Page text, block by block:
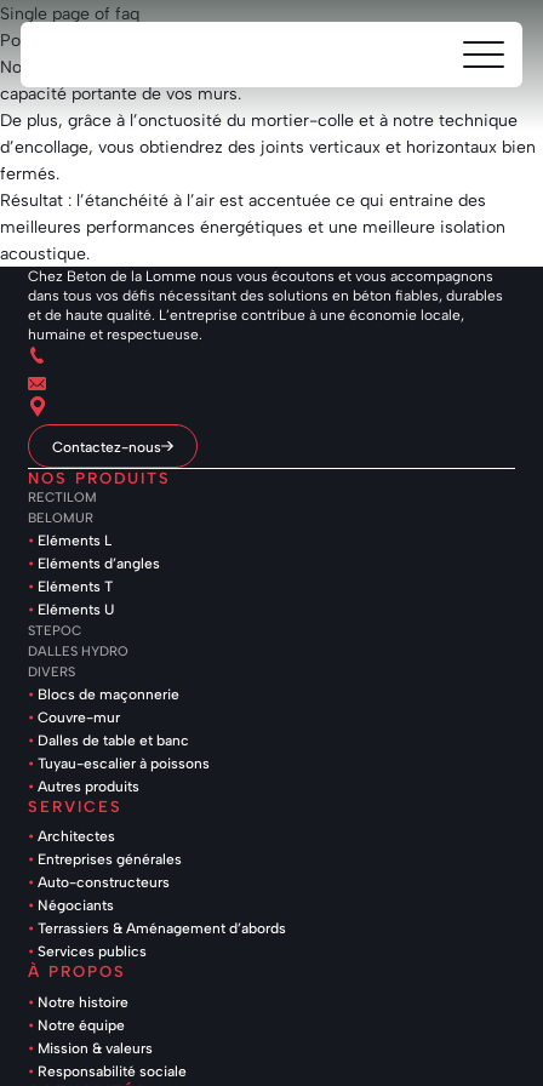
de
la
Lomme
Ouvrir/
Single page of faq
Pourquoi coller les Rectilom® avec du mortier-colle?
Notre mortier-colle a été conçu spécifiquement afin de garantir la
capacité portante de vos murs.
De plus, grâce à l’onctuosité du mortier-colle et à notre technique
d’encollage, vous obtiendrez des joints verticaux et horizontaux bien
fermés.
Résultat : l’étanchéité à l’air est accentuée ce qui entraine des
meilleures performances énergétiques et une meilleure isolation
acoustique.
Chez Beton de la Lomme nous vous écoutons et vous accompagnons
dans tous vos défis nécessitant des solutions en béton fiables, durables
et de haute qualité. L’entreprise contribue à une économie locale,
humaine et respectueuse.
Contactez-nous
NOS PRODUITS
RECTILOM
BELOMUR
Eléments L
Eléments d’angles
Eléments T
Eléments U
STEPOC
DALLES HYDRO
DIVERS
Blocs de maçonnerie
Couvre-mur
Dalles de table et banc
Tuyau-escalier à poissons
Autres produits
SERVICES
Architectes
Entreprises générales
Auto-constructeurs
Négociants
Terrassiers & Aménagement d’abords
Services publics
À PROPOS
Notre histoire
Notre équipe
Mission & valeurs
Responsabilité sociale